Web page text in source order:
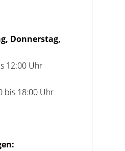
Donnerstag,
12:00 Uhr
bis 18:00 Uhr